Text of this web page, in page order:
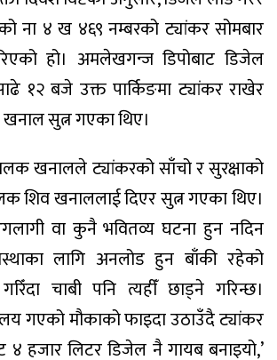
ना ४ ख ४६९ नम्बरको ट्यांकर सोमबार
हो। अमलेखगन्ज डिपोबाट डिजेल
१२ बजे उक्त पार्किङमा ट्यांकर राखेर
सुत्न गएका थिए।
खनालले ट्यांकरको साँचो र सुरक्षाको
शिव खनाललाई दिएर सुत्न गएका थिए।
वा कुनै भवितव्य घटना हुन नदिन
लागि अनलोड हुन बाँकी रहेको
चाबी पनि त्यहीँ छाड्ने गरिन्छ।
गएको मौकाको फाइदा उठाउँदै ट्यांकर
४ हजार लिटर डिजेल नै गायब बनाइयो,’